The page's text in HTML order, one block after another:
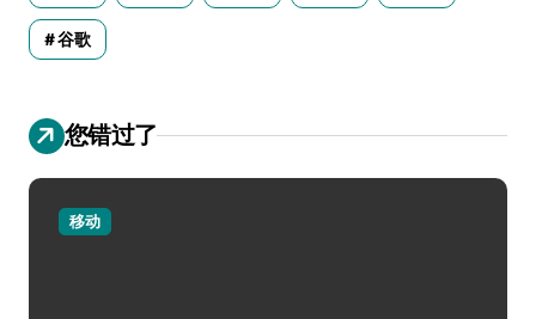
谷歌
您错过了
移动